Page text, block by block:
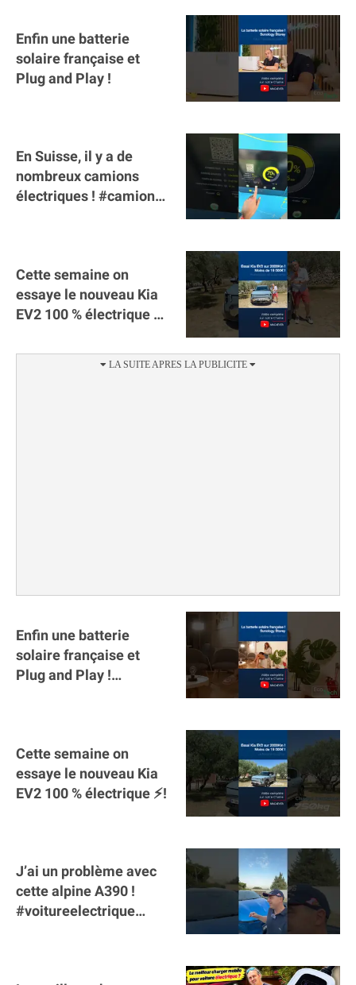
Enfin une batterie
solaire française et
Plug and Play !
En Suisse, il y a de
nombreux camions
électriques ! #camion
Cette semaine on
essaye le nouveau Kia
EV2 100 % électrique ⚡️!
autonomie.
Enfin une batterie
solaire française et
Plug and Play !
Cette semaine on
essaye le nouveau Kia
EV2 100 % électrique ⚡️!
J’ai un problème avec
cette alpine A390 !
#voitureelectrique